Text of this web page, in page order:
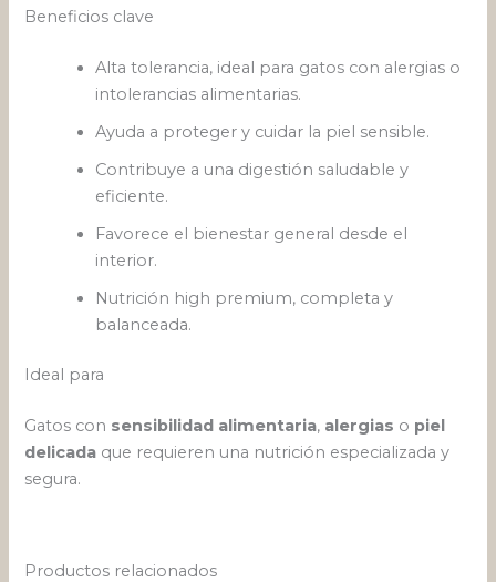
Beneficios clave
Alta tolerancia, ideal para gatos con alergias o
intolerancias alimentarias.
Ayuda a proteger y cuidar la piel sensible.
Contribuye a una digestión saludable y
eficiente.
Favorece el bienestar general desde el
interior.
Nutrición high premium, completa y
balanceada.
Ideal para
Gatos con sensibilidad alimentaria, alergias o piel
delicada que requieren una nutrición especializada y
segura.
Productos relacionados